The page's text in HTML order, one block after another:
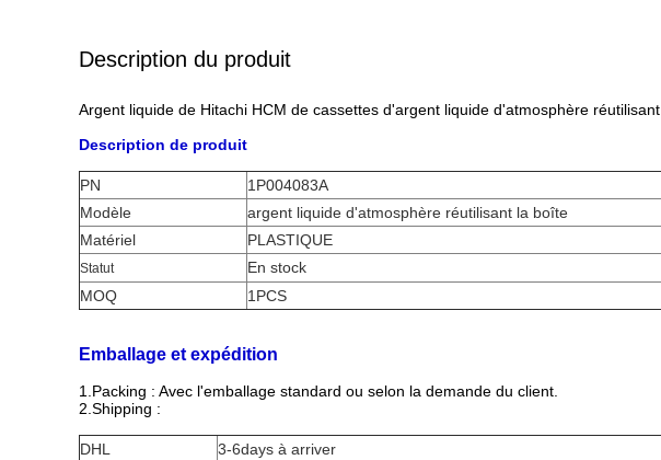
Description du produit
Argent liquide de Hitachi HCM de cassettes d'argent liquide d'atmosphère
Description de produit
PN
1P004083A
Modèle
argent liquide d'atmosphère réutilisant la boîte
Matériel
PLASTIQUE
Statut
En stock
MOQ
1PCS
Emballage et expédition
1.Packing : Avec l'emballage standard ou selon la demande du client.
2.Shipping :
DHL
3-6days à arriver